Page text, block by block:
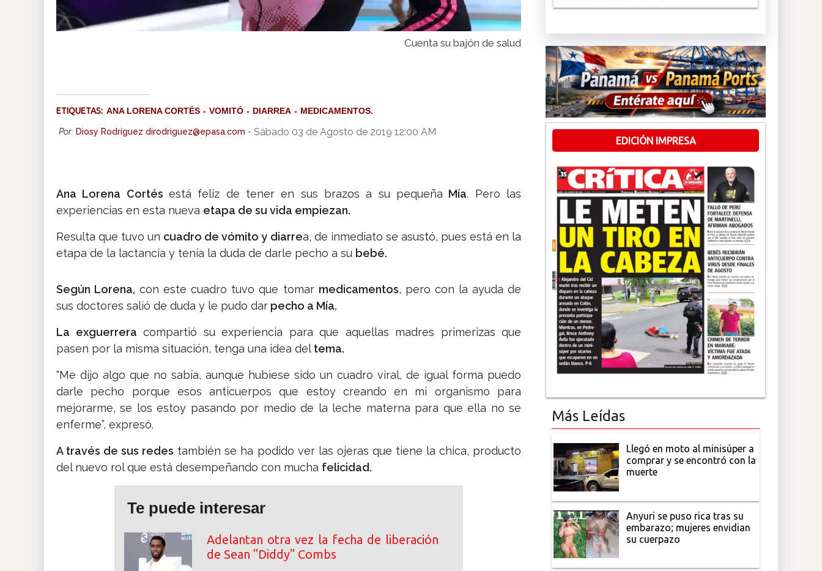
Cuenta su bajón de salud
ETIQUETAS: ANA LORENA CORTÉS VOMITÓ DIARREA MEDICAMENTOS.
Por: Diosy Rodríguez dirodriguez@epasa.com - Sábado 03 de Agosto de 2019 12:00 AM
Ana Lorena Cortés está feliz de tener en sus brazos a su pequeña Mía. Pero las
experiencias en esta nueva etapa de su vida empiezan.
Resulta que tuvo un cuadro de vómito y diarrea, de inmediato se asustó, pues está en la
etapa de la lactancia y tenía la duda de darle pecho a su bebé.
Según Lorena, con este cuadro tuvo que tomar medicamentos, pero con la ayuda de
sus doctores salió de duda y le pudo dar pecho a Mía.
La exguerrera compartió su experiencia para que aquellas madres primerizas que
pasen por la misma situación, tenga una idea deltema.
“Me dijo algo que no sabía, aunque hubiese sido un cuadro viral, de igual forma puedo
darle pecho porque esos anticuerpos que estoy creando en mi organismo para
mejorarme, se los estoy pasando por medio de la leche materna para que ella no se
enferme”, expresó.
A través de sus redes también se ha podido ver las ojeras que tiene la chica, producto
del nuevo rol que está desempeñando con mucha felicidad.
Te puede interesar
Adelantan otra vez la fecha de liberación
de Sean "Diddy" Combs
EDICIÓN IMPRESA
Más Leídas
Llegó en moto al minisúper a
comprar y se encontró con la
muerte
Anyuri se puso rica tras su
embarazo; mujeres envidian
su cuerpazo